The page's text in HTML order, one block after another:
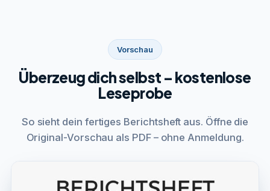
Vorschau
Überzeug dich selbst – kostenlose
Leseprobe
So sieht dein fertiges Berichtsheft aus. Öffne die
Original-Vorschau als PDF – ohne Anmeldung.